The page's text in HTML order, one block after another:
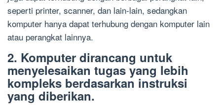
seperti printer, scanner, dan lain-lain, sedangkan
komputer hanya dapat terhubung dengan komputer lain
atau perangkat lainnya.
2. Komputer dirancang untuk
menyelesaikan tugas yang lebih
kompleks berdasarkan instruksi
yang diberikan.